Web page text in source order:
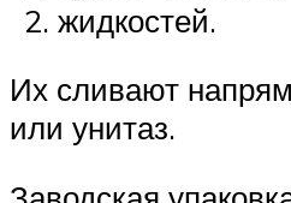
жидкостей.
Их сливают
или унитаз.